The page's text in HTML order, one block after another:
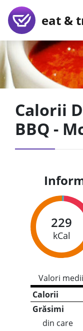
eat &
Calorii
BBQ -
229
kCal
Valori
Calorii
Grăsimi
din care